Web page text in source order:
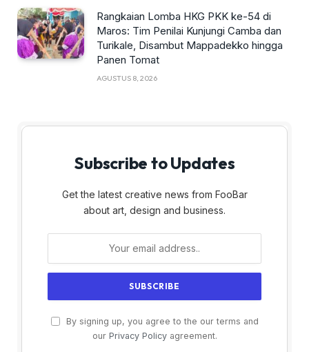
Rangkaian Lomba HKG PKK ke-54 di
Maros: Tim Penilai Kunjungi Camba dan
Turikale, Disambut Mappadekko hingga
Panen Tomat
AGUSTUS 8, 2026
Subscribe to Updates
Get the latest creative news from FooBar
about art, design and business.
By signing up, you agree to the our terms and
our Privacy Policyagreement.